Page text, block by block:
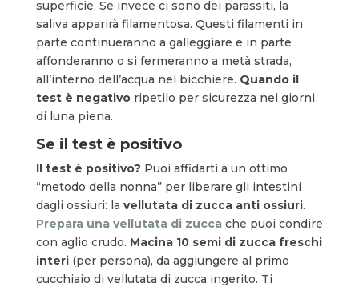
superficie. Se invece ci sono dei parassiti, la
saliva apparirà filamentosa. Questi filamenti in
parte continueranno a galleggiare e in parte
affonderanno o si fermeranno a metà strada,
all’interno dell’acqua nel bicchiere. Quando il
test è negativoripetilo per sicurezza nei giorni
di luna piena.
Se il test è positivo
Il test è positivo? Puoi affidarti a un ottimo
“metodo della nonna” per liberare gli intestini
dagli ossiuri: la vellutata di zucca anti ossiuri.
Prepara una vellutata di zucca che puoi condire
con aglio crudo. Macina 10 semi di zucca freschi
interi (per persona), da aggiungere al primo
cucchiaio di vellutata di zucca ingerito. Ti